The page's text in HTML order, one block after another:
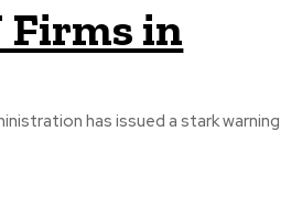
Firms in
has issued a stark warning